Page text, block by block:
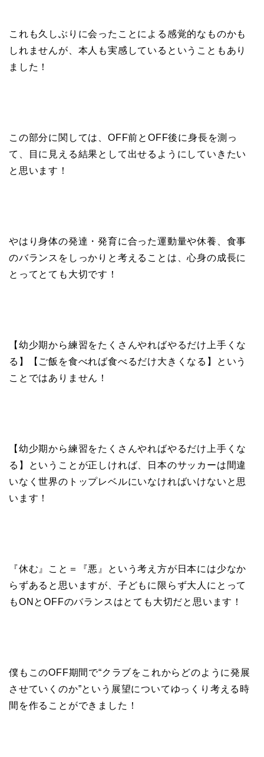
これも久しぶりに会ったことによる感覚的なものかも
しれませんが、本人も実感しているということもあり
ました！
この部分に関しては、OFF前とOFF後に身長を測っ
て、目に見える結果として出せるようにしていきたい
と思います！
やはり身体の発達・発育に合った運動量や休養、食事
のバランスをしっかりと考えることは、心身の成長に
とってとても大切です！
【幼少期から練習をたくさんやればやるだけ上手くな
る】【ご飯を食べれば食べるだけ大きくなる】という
ことではありません！
【幼少期から練習をたくさんやればやるだけ上手くな
る】ということが正しければ、日本のサッカーは間違
いなく世界のトップレベルにいなければいけないと思
います！
『休む』こと＝『悪』という考え方が日本には少なか
らずあると思いますが、子どもに限らず大人にとって
もONとOFFのバランスはとても大切だと思います！
僕もこのOFF期間で“クラブをこれからどのように発展
させていくのか”という展望についてゆっくり考える時
間を作ることができました！